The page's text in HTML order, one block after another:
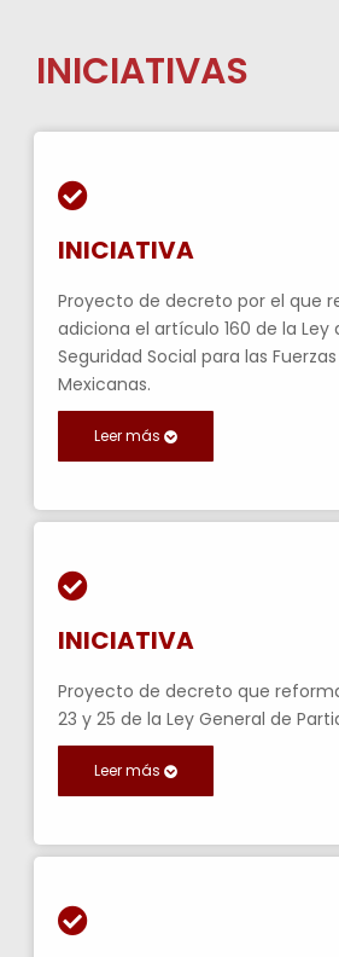
INICIATIVAS
INICIATIVA
Proyecto de decreto por el que
adiciona el artículo 160 de la
Seguridad Social para las
Mexicanas.
Leer más
INICIATIVA
Proyecto de decreto que
23 y 25 de la Ley General de
Leer más